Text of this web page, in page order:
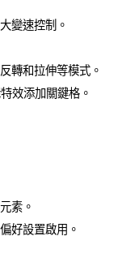
變速控制。
轉和拉伸等模式。
效添加關鍵格。
素。
好設置啟用。